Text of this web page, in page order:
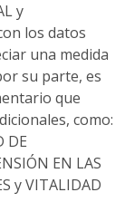
y
los datos
una medida
su parte, es
que
como:
DE
EN LAS
y VITALIDAD